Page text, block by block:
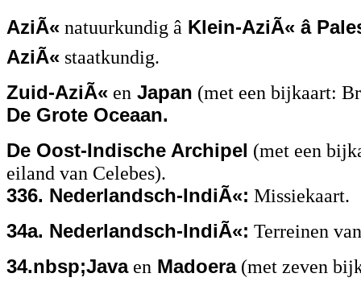
AziÃ« natuurkundig â Klein-AziÃ« â
AziÃ« staatkundig.
Zuid-AziÃ« en Japan (met een bijkaart:
De Grote Oceaan.
De Oost-Indische Archipel (met een
eiland van Celebes).
336. Nederlandsch-IndiÃ«: Missiekaart.
34a. Nederlandsch-IndiÃ«: Terreinen
34.nbsp;Javaen Madoera(met zeven